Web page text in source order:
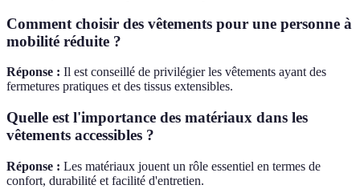
Comment choisir des vêtements pour une personne à
mobilité réduite ?
Réponse : Il est conseillé de privilégier les vêtements ayant des
fermetures pratiques et des tissus extensibles.
Quelle est l'importance des matériaux dans les
vêtements accessibles ?
Réponse : Les matériaux jouent un rôle essentiel en termes de
confort, durabilité et facilité d'entretien.